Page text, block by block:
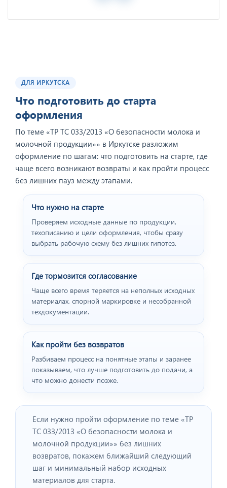
ДЛЯ ИРКУТСКА
Что подготовить до старта
оформления
По теме «ТР ТС 033/2013 «О безопасности молока и
молочной продукции»» в Иркутске разложим
оформление по шагам: что подготовить на старте, где
чаще всего возникают возвраты и как пройти процесс
без лишних пауз между этапами.
Что нужно на старте
Проверяем исходные данные по продукции,
техописанию и цели оформления, чтобы сразу
выбрать рабочую схему без лишних гипотез.
Где тормозится согласование
Чаще всего время теряется на неполных исходных
материалах, спорной маркировке и несобранной
техдокументации.
Как пройти без возвратов
Разбиваем процесс на понятные этапы и заранее
показываем, что лучше подготовить до подачи, а
что можно донести позже.
Если нужно пройти оформление по теме «ТР
ТС 033/2013 «О безопасности молока и
молочной продукции»» без лишних
возвратов, покажем ближайший следующий
шаг и минимальный набор исходных
материалов для старта.